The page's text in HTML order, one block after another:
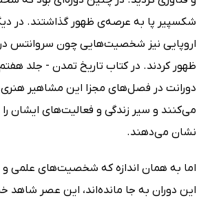
شکسپیر پا به عرصه‌ی ظهور گذاشتند. در
اروپایی نیز شخصیت‌هایی چون سروانتس
ظهور کردند. در کتاب تاریخ تمدن - جلد
دورانت در فصل‌های مجزا این مشاهیر
می‌کنند و سیر زندگی و فعالیت‌های ایشان
نشان می‌دهند.
اما به همان اندازه که شخصیت‌های علمی و
این دوران به جا مانده‌اند، این عصر